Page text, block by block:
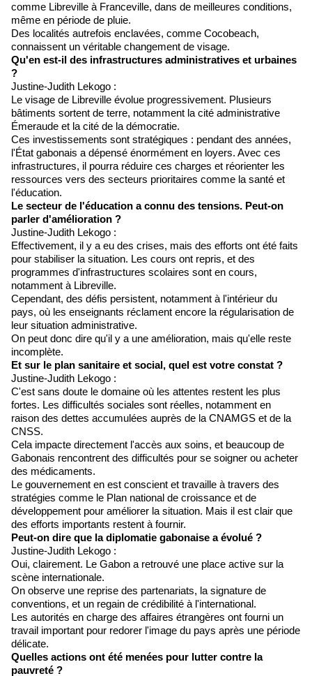
comme Libreville à Franceville, dans de meilleures conditions,
même en période de pluie.
Des localités autrefois enclavées, comme Cocobeach,
connaissent un véritable changement de visage.
Qu'en est-il des infrastructures administratives et urbaines
?
Justine-Judith Lekogo :
Le visage de Libreville évolue progressivement. Plusieurs
bâtiments sortent de terre, notamment la cité administrative
Émeraude et la cité de la démocratie.
Ces investissements sont stratégiques : pendant des années,
l'État gabonais a dépensé énormément en loyers. Avec ces
infrastructures, il pourra réduire ces charges et réorienter les
ressources vers des secteurs prioritaires comme la santé et
l'éducation.
Le secteur de l'éducation a connu des tensions. Peut-on
parler d'amélioration ?
Justine-Judith Lekogo :
Effectivement, il y a eu des crises, mais des efforts ont été faits
pour stabiliser la situation. Les cours ont repris, et des
programmes d'infrastructures scolaires sont en cours,
notamment à Libreville.
Cependant, des défis persistent, notamment à l'intérieur du
pays, où les enseignants réclament encore la régularisation de
leur situation administrative.
On peut donc dire qu'il y a une amélioration, mais qu'elle reste
incomplète.
Et sur le plan sanitaire et social, quel est votre constat ?
Justine-Judith Lekogo :
C'est sans doute le domaine où les attentes restent les plus
fortes. Les difficultés sociales sont réelles, notamment en
raison des dettes accumulées auprès de la CNAMGS et de la
CNSS.
Cela impacte directement l'accès aux soins, et beaucoup de
Gabonais rencontrent des difficultés pour se soigner ou acheter
des médicaments.
Le gouvernement en est conscient et travaille à travers des
stratégies comme le Plan national de croissance et de
développement pour améliorer la situation. Mais il est clair que
des efforts importants restent à fournir.
Peut-on dire que la diplomatie gabonaise a évolué ?
Justine-Judith Lekogo :
Oui, clairement. Le Gabon a retrouvé une place active sur la
scène internationale.
On observe une reprise des partenariats, la signature de
conventions, et un regain de crédibilité à l'international.
Les autorités en charge des affaires étrangères ont fourni un
travail important pour redorer l'image du pays après une période
délicate.
Quelles actions ont été menées pour lutter contre la
pauvreté ?